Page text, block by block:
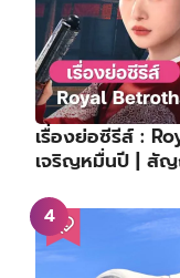
เรื่องย่อซีรีส์ :
เจริญหมื่นปี | สัญ